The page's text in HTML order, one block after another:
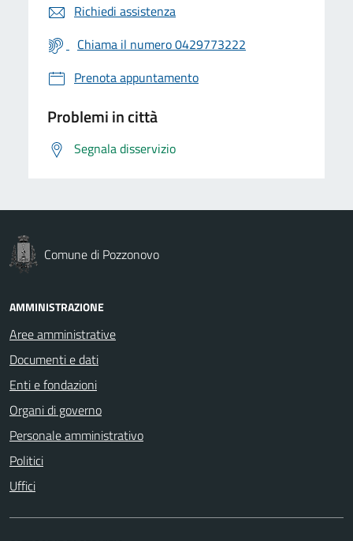
Richiedi assistenza
Chiama il numero 0429773222
Prenota appuntamento
Problemi in città
Segnala disservizio
Comune di Pozzonovo
AMMINISTRAZIONE
Aree amministrative
Documenti e dati
Enti e fondazioni
Organi di governo
Personale amministrativo
Politici
Uffici